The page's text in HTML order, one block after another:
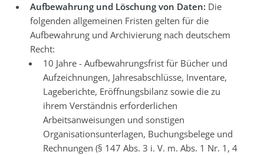
Aufbewahrung und Löschung von Daten: Die
folgenden allgemeinen Fristen gelten für die
Aufbewahrung und Archivierung nach deutschem
Recht:
10 Jahre - Aufbewahrungsfrist für Bücher und
Aufzeichnungen, Jahresabschlüsse, Inventare,
Lageberichte, Eröffnungsbilanz sowie die zu
ihrem Verständnis erforderlichen
Arbeitsanweisungen und sonstigen
Organisationsunterlagen, Buchungsbelege und
Rechnungen (§ 147 Abs. 3 i. V. m. Abs. 1 Nr. 1, 4